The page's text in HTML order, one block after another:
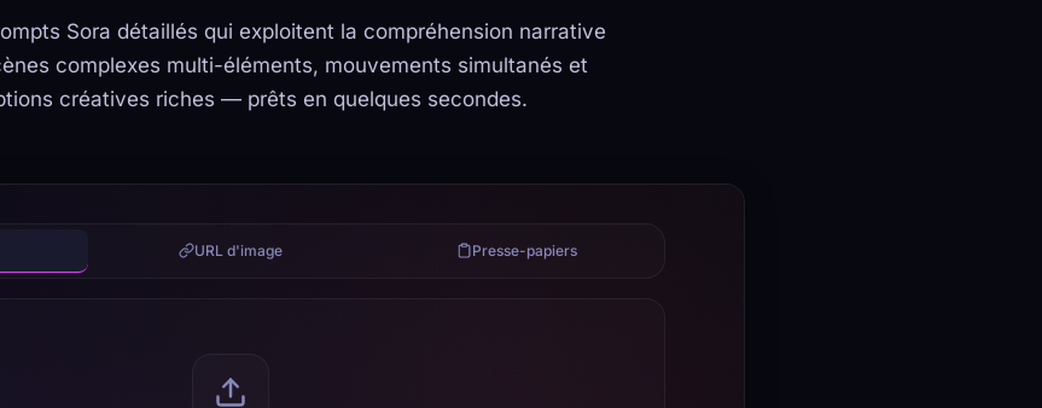
Sora détaillés qui exploitent la compréhension narrative
complexes multi-éléments, mouvements simultanés et
créatives riches — prêts en quelques secondes.